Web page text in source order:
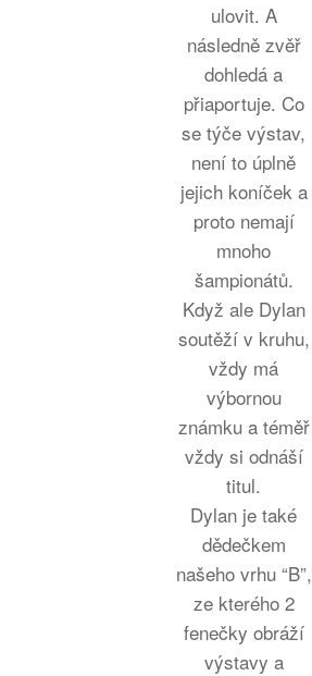
ulovit. A
následně zvěř
dohledá a
přiaportuje. Co
se týče výstav,
není to úplně
jejich koníček a
proto nemají
mnoho
šampionátů.
Když ale Dylan
soutěží v kruhu,
vždy má
výbornou
známku a téměř
vždy si odnáší
titul.
Dylan je také
dědečkem
našeho vrhu “B”,
ze kterého 2
fenečky obráží
výstavy a